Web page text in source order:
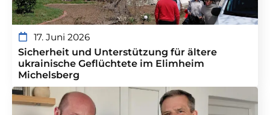
17. Juni 2026
Sicherheit und Unterstützung für ältere
ukrainische Geflüchtete im Elimheim
Michelsberg